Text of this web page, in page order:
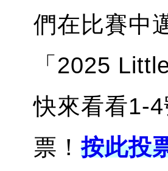
們在比賽中
「2025
快來看看1-
票！按此投